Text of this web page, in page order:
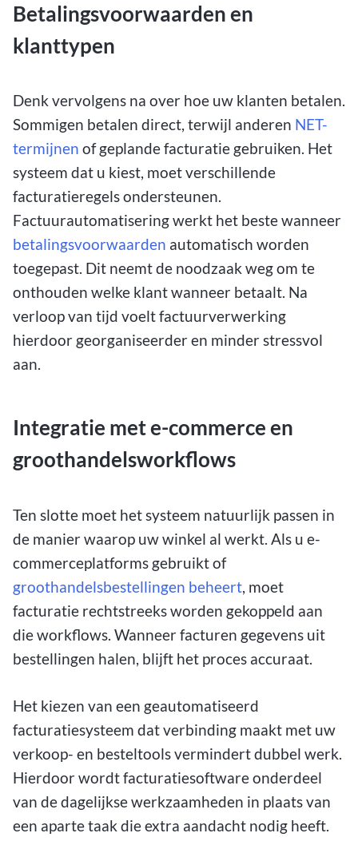
Betalingsvoorwaarden en
klanttypen
Denk vervolgens na over hoe uw klanten betalen.
Sommigen betalen direct, terwijl anderen NET-
termijnen of geplande facturatie gebruiken. Het
systeem dat u kiest, moet verschillende
facturatieregels ondersteunen.
Factuurautomatisering werkt het beste wanneer
betalingsvoorwaarden automatisch worden
toegepast. Dit neemt de noodzaak weg om te
onthouden welke klant wanneer betaalt. Na
verloop van tijd voelt factuurverwerking
hierdoor georganiseerder en minder stressvol
aan.
Integratie met e-commerce en
groothandelsworkflows
Ten slotte moet het systeem natuurlijk passen in
de manier waarop uw winkel al werkt. Als u e-
commerceplatforms gebruikt of
groothandelsbestellingen beheert, moet
facturatie rechtstreeks worden gekoppeld aan
die workflows. Wanneer facturen gegevens uit
bestellingen halen, blijft het proces accuraat.
Het kiezen van een geautomatiseerd
facturatiesysteem dat verbinding maakt met uw
verkoop- en besteltools vermindert dubbel werk.
Hierdoor wordt facturatiesoftware onderdeel
van de dagelijkse werkzaamheden in plaats van
een aparte taak die extra aandacht nodig heeft.